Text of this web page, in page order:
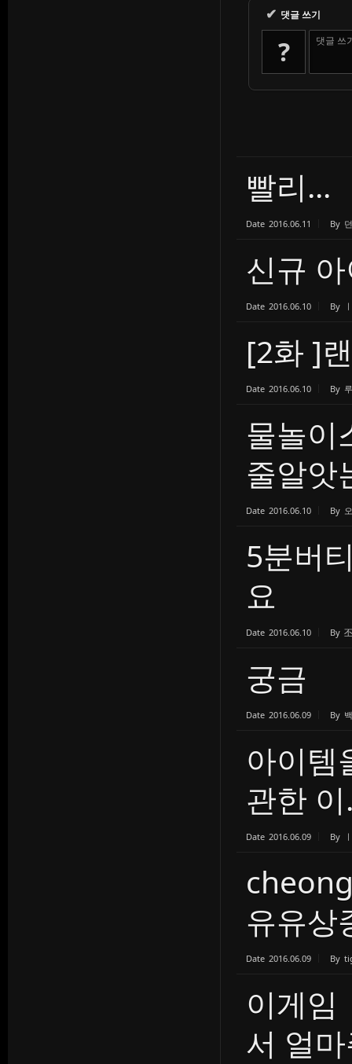
✔ 댓글 쓰기
? 댓글 쓰
빨리...
Date 2016.06.11 By
신규
Date 2016.06.10 By
[2화 ]
Date 2016.06.10 By
물놀
줄알앗
Date 2016.06.10 By
5분버
요
Date 2016.06.10 By
궁금
Date 2016.06.09 By
아이템
관한
Date 2016.06.09 By
유유상
Date 2016.06.09 By
이게
서 얼